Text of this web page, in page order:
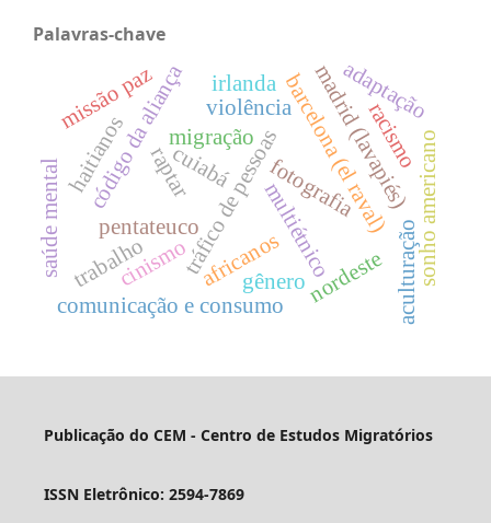
Palavras-chave
raptartráfico de pessoas
código da aliança
pentateuco
fotografia
multiétnico
barcelona (el raval)
madrid (lavapiés)
africanos
violência
aculturação
adaptação
migração
irlanda
comunicação e consumo
sonho americano
cinismo
haitianos cuiabá racismo
missão paz
trabalho nordeste
saúde mental
gênero
Publicação do CEM - Centro de Estudos Migratórios
ISSN Eletrônico: 2594-7869